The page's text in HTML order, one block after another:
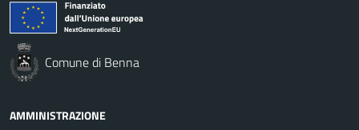
Comune di Benna
AMMINISTRAZIONE